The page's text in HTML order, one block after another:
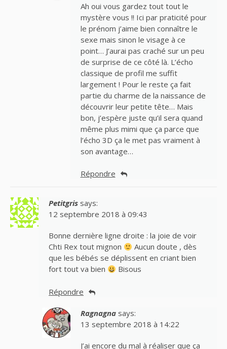
Ah oui vous gardez tout tout le
mystère vous !! Ici par praticité pour
le prénom j’aime bien connaître le
sexe mais sinon le visage à ce
point… J’aurai pas craché sur un peu
de surprise de ce côté là. L’écho
classique de profil me suffit
largement ! Pour le reste ça fait
partie du charme de la naissance de
découvrir leur petite tête… Mais
bon, j’espère juste qu’il sera quand
même plus mimi que ça parce que
l’écho 3D ça le met pas vraiment à
son avantage…
Répondre
Petitgris says:
12 septembre 2018 à 09:43
Bonne dernière ligne droite : la joie de voir
Chti Rex tout mignon
Aucun doute , dès
que les bébés se déplissent en criant bien
fort tout va bien
Bisous
Répondre
Ragnagna says:
13 septembre 2018 à 14:22
J’ai encore du mal à réaliser que ça